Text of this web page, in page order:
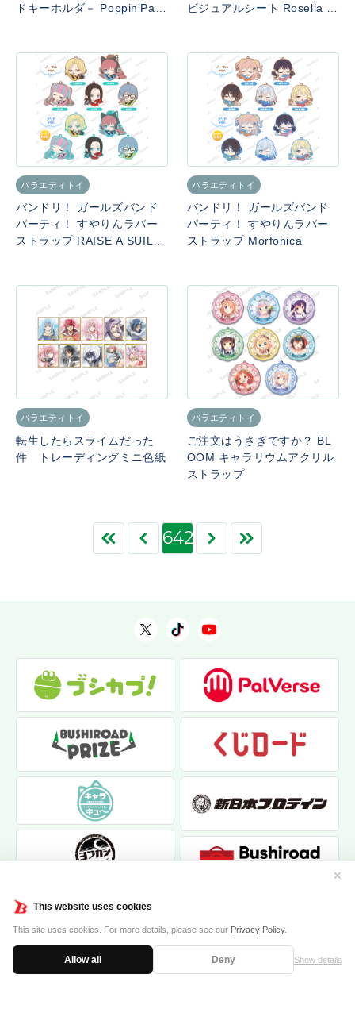
This website uses cookies
This site uses cookies. For more details, please see our Privacy Policy.
Allow all Deny Show details
✕
ドキーホルダ－ PoppinʼPart
ビジュアルシート Roselia v
バラエティトイ
バンドリ！ ガールズバンド
パーティ！ すやりんラバー
ストラップ RAISE A SUILE
バラエティトイ
バンドリ！ ガールズバンド
パーティ！ すやりんラバー
ストラップ Morfonica
バラエティトイ
転生したらスライムだった
件 トレーディングミニ色紙
バラエティトイ
ご注文はうさぎですか？ BL
OOM キャラリウムアクリル
ストラップ
642